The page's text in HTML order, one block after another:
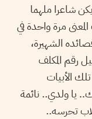
يكن شاعرا ملهما
مرة واحدة في
الشهيرة،
رقم المكلف
الأبيات
يا ولدي.. نائمة
تحرسه..